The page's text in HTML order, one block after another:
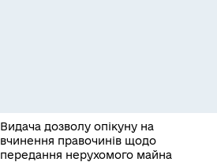
Видача дозволу опікуну на
вчинення правочинів щодо
передання нерухомого майна